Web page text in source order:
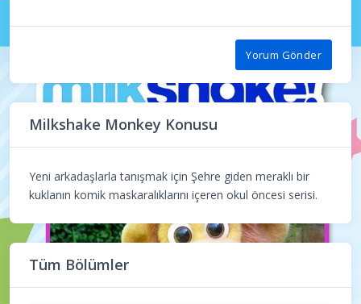
Yorum Gönder
Milkshake Monkey Konusu
Yeni arkadaşlarla tanışmak için Şehre giden meraklı bir
kuklanın komik maskaralıklarını içeren okul öncesi serisi.
Tüm Bölümler